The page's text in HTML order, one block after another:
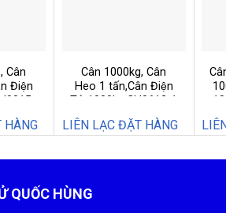
Cân
Điện
HÀNG
Cân 1000kg, Cân
Heo 1 tấn,Cân Điện
Tử 1000kg,CH0612-1
LIÊN LẠC ĐẶT HÀNG
QUỐC HÙNG